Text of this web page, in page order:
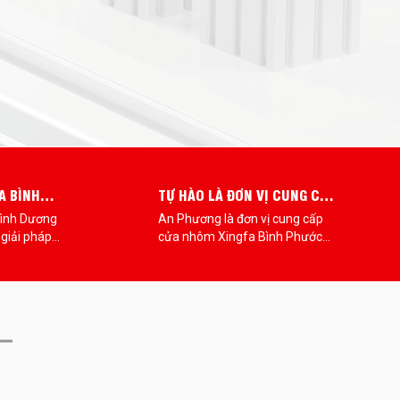
BÌNH
HOÀN
CỦA BẠN
Dương
pháp
được
và lựa
này,
TỰ HÀO LÀ ĐƠN VỊ CUNG CẤP
CỬA NHÔM XINGFA BÌNH
PHƯỚC HÀNG ĐẦU
An Phương là đơn vị cung cấp
cửa nhôm Xingfa Bình Phước